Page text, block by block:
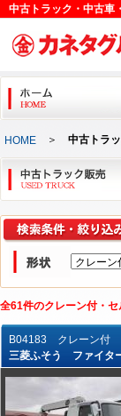
中古トラック・中古車
HOME ＞ 中古トラ
全61件のクレーン付・
B04183 クレーン付
三菱ふそう ファイタ